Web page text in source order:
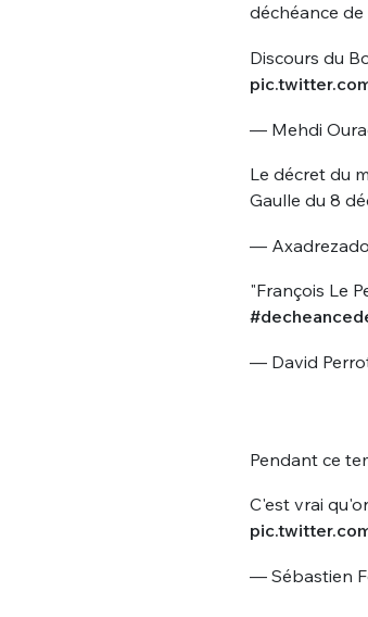
déchéance
Discours du
— Mehdi
Le décret du
Gaulle du 8
—
"François Le
— David
Pendant ce
C'est vrai
— Sébastien
PSEUDO*
EMAIL*
VOTRE
Que